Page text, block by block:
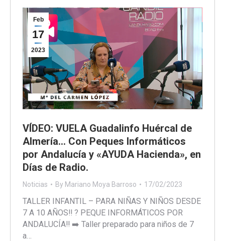
Feb
17
2023
VÍDEO: VUELA Guadalinfo Huércal de
Almería… Con Peques Informáticos
por Andalucía y «AYUDA Hacienda», en
Días de Radio.
Noticias By Mariano Moya Barroso 17/02/2023
TALLER INFANTIL – PARA NIÑAS Y NIÑOS DESDE
7 A 10 AÑOS‼️ ? PEQUE INFORMÁTICOS POR
ANDALUCÍA‼️ ➡️ Taller preparado para niños de 7
a…